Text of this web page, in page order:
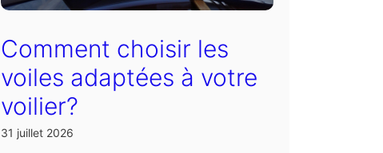
Comment choisir les
voiles adaptées à votre
voilier?
31 juillet 2026